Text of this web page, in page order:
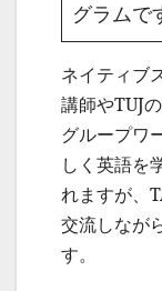
グラムで
ネイティブ
講師やTUJ
グループワ
しく英語を
れますが、
交流しなが
す。